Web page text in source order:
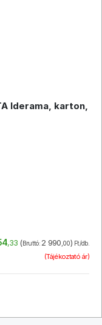
Iderama, karton,
,33 (Bruttó:2 990,00) Ft/db.
(Tájékoztató ár)